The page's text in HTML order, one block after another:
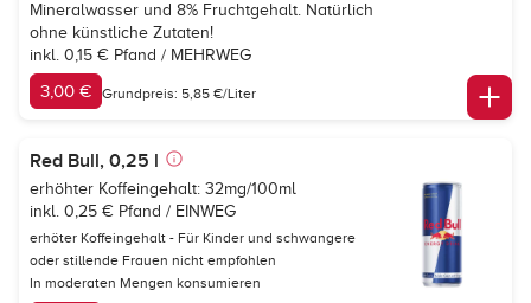
Mineralwasser und 8% Fruchtgehalt. Natürlich
ohne künstliche Zutaten!
inkl. 0,15 € Pfand / MEHRWEG
3,00 € Grundpreis: 5,85 €/Liter
Red Bull, 0,25 l
erhöhter Koffeingehalt: 32mg/100ml
inkl. 0,25 € Pfand / EINWEG
erhöter Koffeingehalt - Für Kinder und schwangere
oder stillende Frauen nicht empfohlen
In moderaten Mengen konsumieren